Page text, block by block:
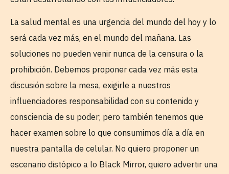
La salud mental es una urgencia del mundo del hoy y lo
será cada vez más, en el mundo del mañana. Las
soluciones no pueden venir nunca de la censura o la
prohibición. Debemos proponer cada vez más esta
discusión sobre la mesa, exigirle a nuestros
influenciadores responsabilidad con su contenido y
consciencia de su poder; pero también tenemos que
hacer examen sobre lo que consumimos día a día en
nuestra pantalla de celular. No quiero proponer un
escenario distópico a lo Black Mirror, quiero advertir una